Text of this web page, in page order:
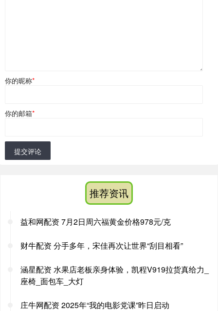
你的昵称*
你的邮箱*
提交评论
推荐资讯
益和网配资 7月2日周六福黄金价格978元/克
财牛配资 分手多年，宋佳再次让世界“刮目相看”
涵星配资 水果店老板亲身体验，凯程V919拉货真给力_
座椅_面包车_大灯
庄牛网配资 2025年“我的电影党课”昨日启动